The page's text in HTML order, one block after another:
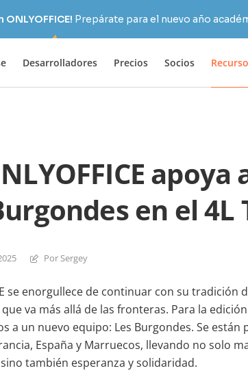
Prepárate para el nuevo año
Desarrolladores Precios Socios
en el 4L
Por Sergey
se enorgullece de continuar con su
va más allá de las fronteras. Para la
a un nuevo equipo: Les Burgondes. Se
España y Marruecos, llevando no solo
también esperanza y solidaridad.